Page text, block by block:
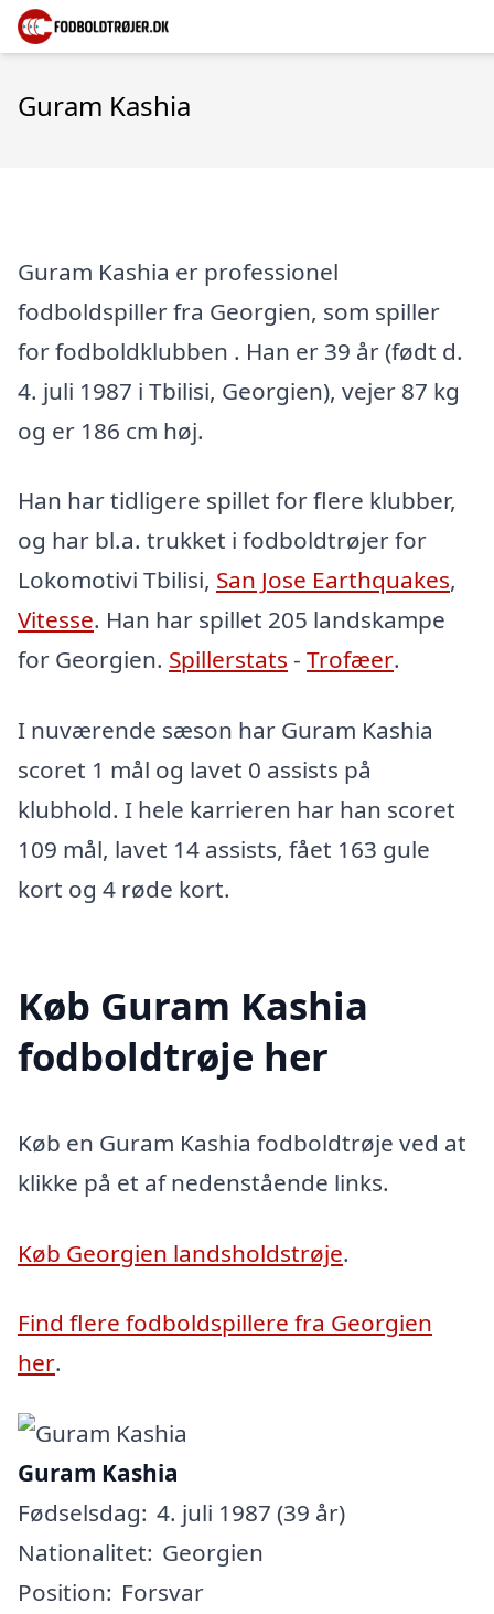
Guram Kashia
Guram Kashia er professionel
fodboldspiller fra Georgien, som spiller
for fodboldklubben . Han er 39 år (født d.
4. juli 1987 i Tbilisi, Georgien), vejer 87 kg
og er 186 cm høj.
Han har tidligere spillet for flere klubber,
og har bl.a. trukket i fodboldtrøjer for
Lokomotivi Tbilisi, San Jose Earthquakes,
Vitesse. Han har spillet 205 landskampe
for Georgien. Spillerstats - Trofæer.
I nuværende sæson har Guram Kashia
scoret 1 mål og lavet 0 assists på
klubhold. I hele karrieren har han scoret
109 mål, lavet 14 assists, fået 163 gule
kort og 4 røde kort.
Køb Guram Kashia
fodboldtrøje her
Køb en Guram Kashia fodboldtrøje ved at
klikke på et af nedenstående links.
Køb Georgien landsholdstrøje.
Find flere fodboldspillere fra Georgien
her.
Guram Kashia
Fødselsdag: 4. juli 1987 (39 år)
Nationalitet: Georgien
Position: Forsvar